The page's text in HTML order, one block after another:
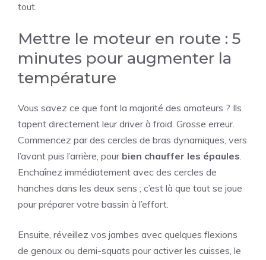
tout.
Mettre le moteur en route : 5
minutes pour augmenter la
température
Vous savez ce que font la majorité des amateurs ? Ils
tapent directement leur driver à froid. Grosse erreur.
Commencez par des cercles de bras dynamiques, vers
l’avant puis l’arrière, pour bien chauffer les épaules.
Enchaînez immédiatement avec des cercles de
hanches dans les deux sens ; c’est là que tout se joue
pour préparer votre bassin à l’effort.
Ensuite, réveillez vos jambes avec quelques flexions
de genoux ou demi-squats pour activer les cuisses, le